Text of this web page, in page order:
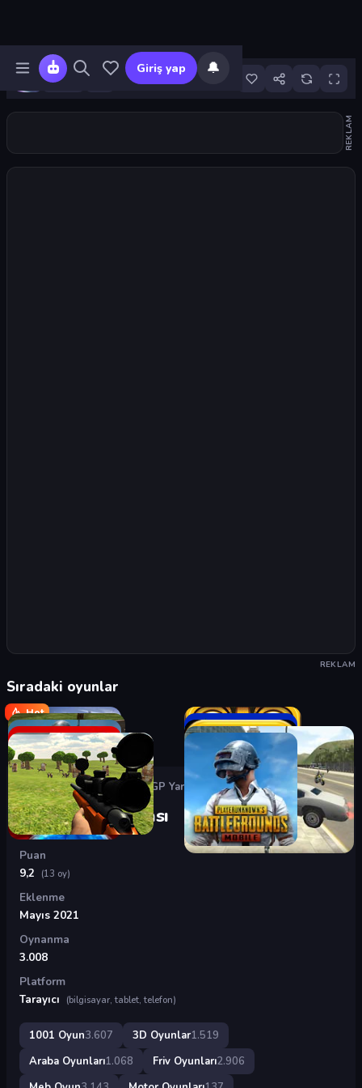
Giriş yap 🔔
12
REKLAM
REKLAM
Sıradaki oyunlar
Hot
Oyunlar›3D Oyunlar MotoGP Yarışması
MotoGP Yarışması
Puan
9,2
(13 oy)
Eklenme
Mayıs 2021
Oynanma
3.008
Platform
Tarayıcı
(bilgisayar, tablet, telefon)
1001 Oyun3.607 3D Oyunlar1.519
Araba Oyunları1.068 Friv Oyunları2.906